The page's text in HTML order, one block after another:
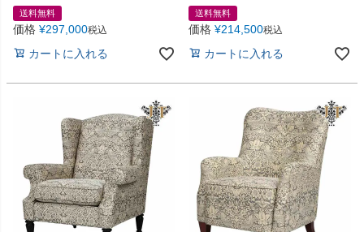
送料無料
価格 ¥297,000税込
カートに入れる
送料無料
価格 ¥214,500税込
カートに入れる